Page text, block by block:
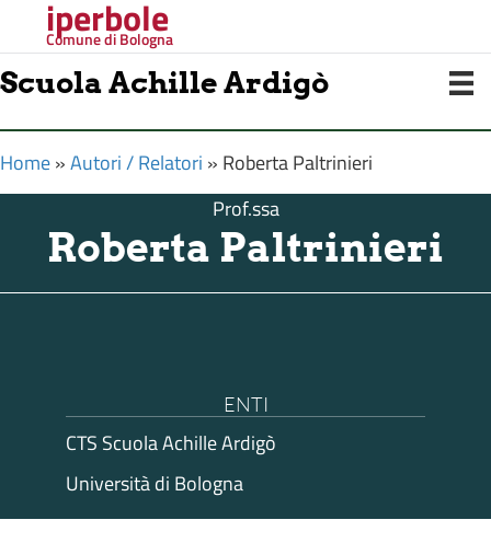
iperbole
Comune di Bologna
Scuola Achille Ardigò
Home»Autori / Relatori » Roberta Paltrinieri
Prof.ssa
Roberta Paltrinieri
ENTI
CTS Scuola Achille Ardigò
Università di Bologna